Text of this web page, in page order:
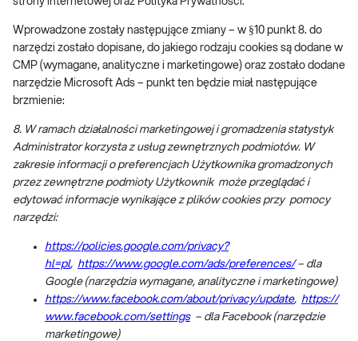
Wprowadzone zostały następujące zmiany – w §10 punkt 8. do
narzędzi zostało dopisane, do jakiego rodzaju cookies są dodane w
CMP (wymagane, analityczne i marketingowe) oraz zostało dodane
narzędzie Microsoft Ads – punkt ten będzie miał następujące
brzmienie:
8. W ramach działalności marketingowej i gromadzenia statystyk
Administrator korzysta z usług zewnętrznych podmiotów. W
zakresie informacji o preferencjach Użytkownika gromadzonych
przez zewnętrzne podmioty Użytkownik może przeglądać i
edytować informacje wynikające z plików cookies przy pomocy
narzędzi:
https://policies.google.com/privacy?
hl=pl, https://www.google.com/ads/preferences/– dla
Google (narzędzia wymagane, analityczne i marketingowe)
https://www.facebook.com/about/privacy/update, https://
www.facebook.com/settings– dla Facebook (narzędzie
marketingowe)